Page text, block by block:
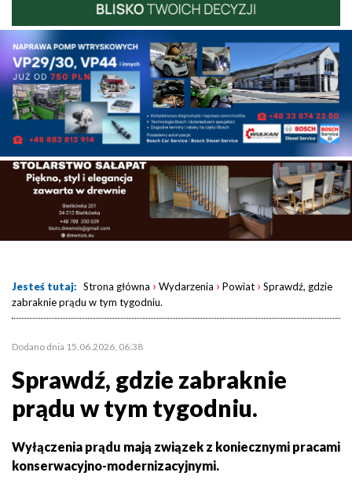
Jesteś tutaj: Strona główna › Wydarzenia › Powiat › Sprawdź, gdzie
zabraknie prądu w tym tygodniu.
Dodano dnia 15.06.2026, 06:38
Sprawdź, gdzie zabraknie
prądu w tym tygodniu.
Wyłączenia prądu mają związek z koniecznymi pracami
konserwacyjno-modernizacyjnymi.